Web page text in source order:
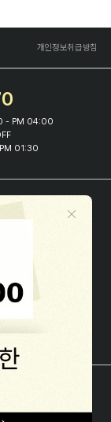
개인정보취급방침
- PM 04:00
01:30
]